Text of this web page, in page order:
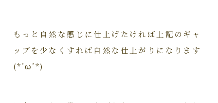
もっと自然な感じに仕上げたければ上記のギャ
ップを少なくすれば自然な仕上がりになります
(*’ω’*)